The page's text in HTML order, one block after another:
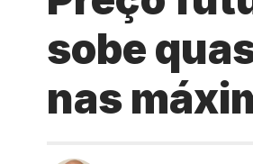
sobe
nas